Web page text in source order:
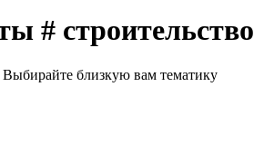
# строительство
Выбирайте близкую вам тематику